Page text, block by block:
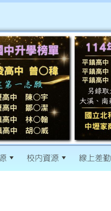
校內資源 線上差勤